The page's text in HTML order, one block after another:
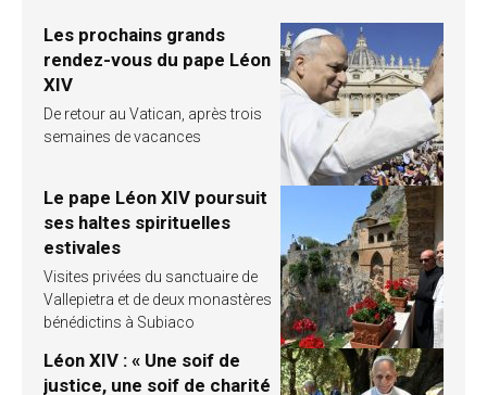
Les prochains grands
rendez-vous du pape Léon
XIV
De retour au Vatican, après trois
semaines de vacances
Le pape Léon XIV poursuit
ses haltes spirituelles
estivales
Visites privées du sanctuaire de
Vallepietra et de deux monastères
bénédictins à Subiaco
Léon XIV : « Une soif de
justice, une soif de charité